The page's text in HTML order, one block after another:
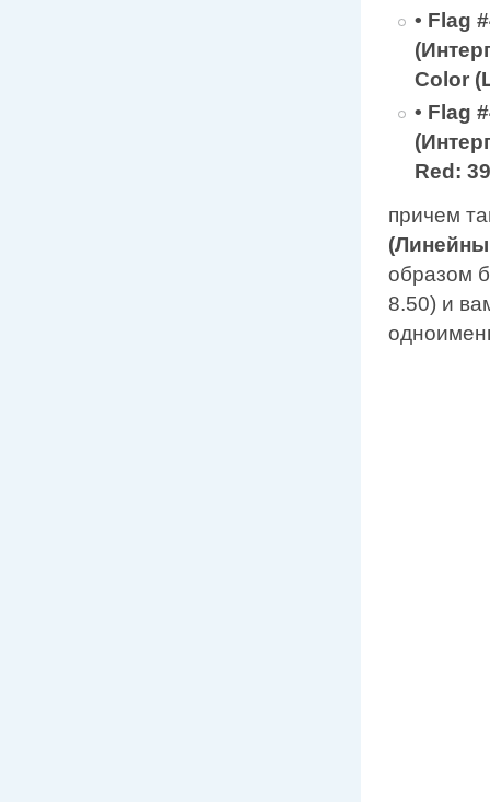
• Flag
Color
• Flag
Red:
причем
образом
8.50) и